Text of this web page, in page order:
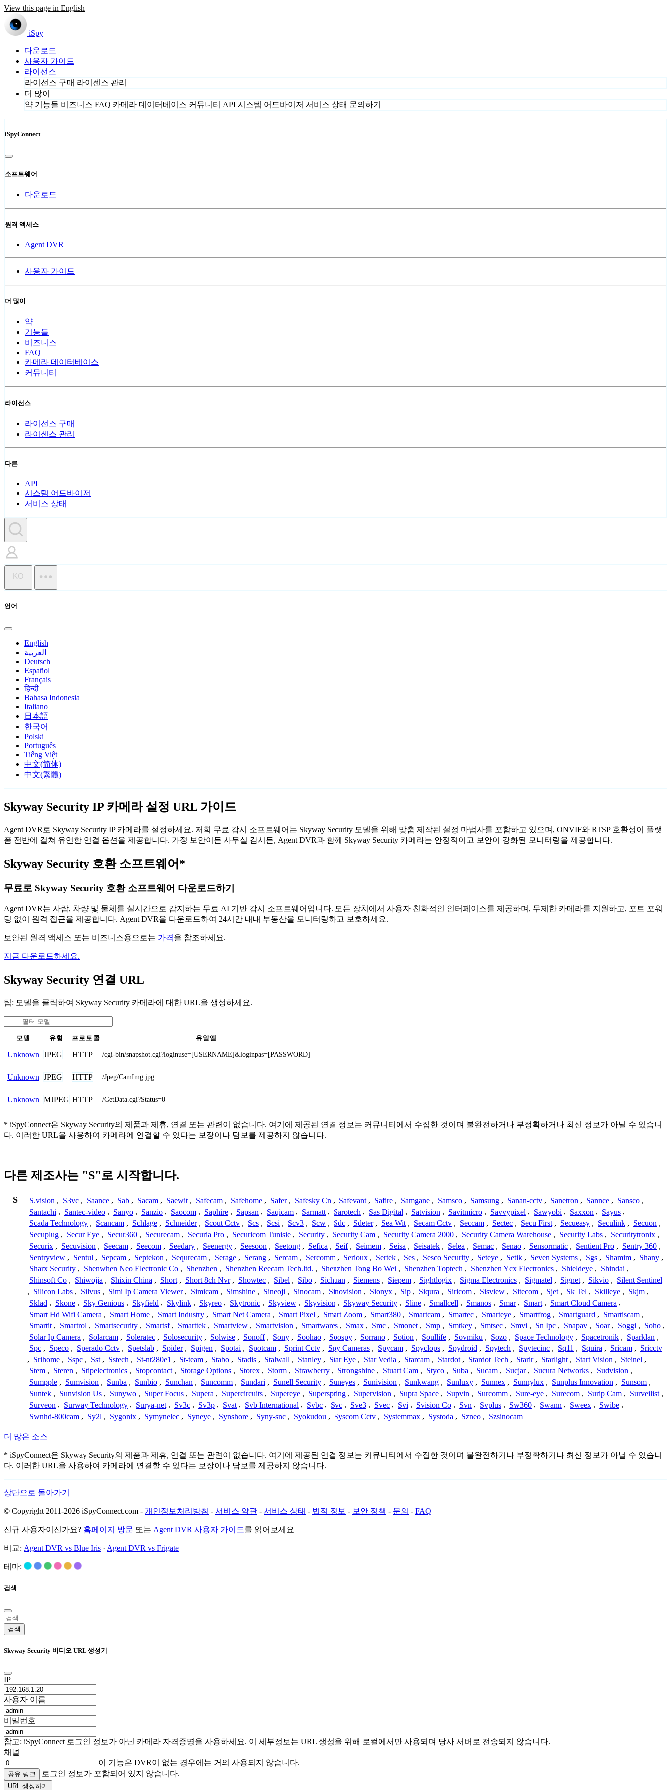
View this page in English
iSpy
다운로드
사용자 가이드
라이선스
라이선스 구매 라이센스 관리
더 많이
약 기능들 비즈니스 FAQ 카메라 데이터베이스 커뮤니티 API 시스템 어드바이저 서비스 상태 문의하기
iSpyConnect
소프트웨어
다운로드
원격 액세스
Agent DVR
사용자 가이드
더 많이
약
기능들
비즈니스
FAQ
카메라 데이터베이스
커뮤니티
라이선스
라이선스 구매
라이센스 관리
다른
API
시스템 어드바이저
서비스 상태
KO
언어
English
العربية
Deutsch
Español
Français
हिन्दी
Bahasa Indonesia
Italiano
日本語
한국어
Polski
Português
Tiếng Việt
中文(简体)
中文(繁體)
Skyway Security IP 카메라 설정 URL 가이드
Agent DVR로 Skyway Security IP 카메라를 설정하세요. 저희 무료 감시 소프트웨어는 Skyway Security 모델을 위해 맞춤 제작된 설정 마법사를 포함하고 있으며, ONVIF와 RTSP 호환성이 플랫
폼 전반에 걸쳐 유연한 연결 옵션을 제공합니다. 가정 보안이든 사무실 감시든, Agent DVR과 함께 Skyway Security 카메라는 안정적이고 보안이 강화된 모니터링을 제공합니다.
Skyway Security 호환 소프트웨어*
무료로 Skyway Security 호환 소프트웨어 다운로드하기
Agent DVR는 사람, 차량 및 물체를 실시간으로 감지하는 무료 AI 기반 감시 소프트웨어입니다. 모든 장치에서 사용자 친화적인 인터페이스를 제공하며, 무제한 카메라를 지원하고, 포트 포워
딩 없이 원격 접근을 제공합니다. Agent DVR을 다운로드하여 24시간 내내 부동산을 모니터링하고 보호하세요.
보안된 원격 액세스 또는 비즈니스용으로는 가격을 참조하세요.
지금 다운로드하세요.
Skyway Security 연결 URL
팁: 모델을 클릭하여 Skyway Security 카메라에 대한 URL을 생성하세요.
모델 유형 프로토콜 유알엘
Unknown JPEG HTTP /cgi-bin/snapshot.cgi?loginuse=[USERNAME]&loginpas=[PASSWORD]
Unknown JPEG HTTP /Jpeg/CamImg.jpg
Unknown MJPEG HTTP /GetData.cgi?Status=0
* iSpyConnect은 Skyway Security의 제품과 제휴, 연결 또는 관련이 없습니다. 여기에 제공된 연결 정보는 커뮤니티에서 수집한 것이며 불완전하거나 부정확하거나 최신 정보가 아닐 수 있습니
다. 이러한 URL을 사용하여 카메라에 연결할 수 있다는 보장이나 담보를 제공하지 않습니다.
다른 제조사는 "S"로 시작합니다.
S S.vision , S3vc , Saance , Sab , Sacam , Saewit , Safecam , Safehome , Safer , Safesky Cn , Safevant , Safire , Samgane , Samsco , Samsung , Sanan-cctv , Sanetron , Sannce , Sansco ,
Santachi , Santec-video , Sanyo , Sanzio , Saocom , Saphire , Sapsan , Saqicam , Sarmatt , Sarotech , Sas Digital , Satvision , Savitmicro , Savvypixel , Sawyobi , Saxxon , Sayus ,
Scada Technology , Scancam , Schlage , Schneider , Scout Cctv , Scs , Scsi , Scv3 , Scw , Sdc , Sdeter , Sea Wit , Secam Cctv , Seccam , Sectec , Secu First , Secueasy , Seculink , Secuon ,
Secuplug , Secur Eye , Secur360 , Securecam , Securia Pro , Securicom Tunisie , Security , Security Cam , Security Camera 2000 , Security Camera Warehouse , Security Labs , Securitytronix ,
Securix , Secuvision , Seecam , Seecom , Seedary , Seenergy , Seesoon , Seetong , Sefica , Seif , Seimem , Seisa , Seisatek , Selea , Semac , Senao , Sensormatic , Sentient Pro , Sentry 360 ,
Sentryview , Sentul , Sepcam , Septekon , Sequrecam , Serage , Serang , Sercam , Sercomm , Serioux , Sertek , Ses , Sesco Security , Seteye , Setik , Seven Systems , Sgs , Shamim , Shany ,
Sharx Security , Shenwhen Neo Electronic Co , Shenzhen , Shenzhen Reecam Tech.ltd. , Shenzhen Tong Bo Wei , Shenzhen Toptech , Shenzhen Ycx Electronics , Shieldeye , Shindai ,
Shinsoft Co , Shiwojia , Shixin China , Short , Short 8ch Nvr , Showtec , Sibel , Sibo , Sichuan , Siemens , Siepem , Sightlogix , Sigma Electronics , Sigmatel , Signet , Sikvio , Silent Sentinel
, Silicon Labs , Silvus , Simi Ip Camera Viewer , Simicam , Simshine , Sineoji , Sinocam , Sinovision , Sionyx , Sip , Siqura , Siricom , Sisview , Sitecom , Sjet , Sk Tel , Skilleye , Skjm ,
Sklad , Skone , Sky Genious , Skyfield , Skylink , Skyreo , Skytronic , Skyview , Skyvision , Skyway Security , Sline , Smallcell , Smanos , Smar , Smart , Smart Cloud Camera ,
Smart Hd Wifi Camera , Smart Home , Smart Industry , Smart Net Camera , Smart Pixel , Smart Zoom , Smart380 , Smartcam , Smartec , Smarteye , Smartfrog , Smartguard , Smartiscam ,
Smartit , Smartrol , Smartsecurity , Smartsf , Smarttek , Smartview , Smartvision , Smartwares , Smax , Smc , Smonet , Smp , Smtkey , Smtsec , Smvi , Sn Ipc , Snapav , Soar , Soggi , Soho ,
Solar Ip Camera , Solarcam , Soleratec , Solosecurity , Solwise , Sonoff , Sony , Soohao , Soospy , Sorrano , Sotion , Soullife , Sovmiku , Sozo , Space Technology , Spacetronik , Sparklan ,
Spc , Speco , Sperado Cctv , Spetslab , Spider , Spigen , Spotai , Spotcam , Sprint Cctv , Spy Cameras , Spycam , Spyclops , Spydroid , Spytech , Spytecinc , Sq11 , Squira , Sricam , Sricctv
, Srihome , Sspc , Sst , Sstech , St-nt280e1 , St-team , Stabo , Stadis , Stalwall , Stanley , Star Eye , Star Vedia , Starcam , Stardot , Stardot Tech , Starir , Starlight , Start Vision , Steinel ,
Stem , Steren , Stipelectronics , Stopcontact , Storage Options , Storex , Storm , Strawberry , Strongshine , Stuart Cam , Styco , Suba , Sucam , Sucjar , Sucura Networks , Sudvision ,
Sumpple , Sumvision , Sunba , Sunbio , Sunchan , Suncomm , Sundari , Sunell Security , Suneyes , Sunivision , Sunkwang , Sunluxy , Sunnex , Sunnylux , Sunplus Innovation , Sunsom ,
Suntek , Sunvision Us , Sunywo , Super Focus , Supera , Supercircuits , Supereye , Superspring , Supervision , Supra Space , Supvin , Surcomm , Sure-eye , Surecom , Surip Cam , Surveilist ,
Surveon , Surway Technology , Surya-net , Sv3c , Sv3p , Svat , Svb International , Svbc , Svc , Sve3 , Svec , Svi , Svision Co , Svn , Svplus , Sw360 , Swann , Sweex , Swibe ,
Swnhd-800cam , Sy2l , Sygonix , Symynelec , Syneye , Synshore , Syny-snc , Syokudou , Syscom Cctv , Systemmax , Systoda , Szneo , Szsinocam
더 많은 소스
* iSpyConnect은 Skyway Security의 제품과 제휴, 연결 또는 관련이 없습니다. 여기에 제공된 연결 정보는 커뮤니티에서 수집한 것이며 불완전하거나 부정확하거나 최신 정보가 아닐 수 있습니
다. 이러한 URL을 사용하여 카메라에 연결할 수 있다는 보장이나 담보를 제공하지 않습니다.
상단으로 돌아가기
© Copyright 2011-2026 iSpyConnect.com - 개인정보처리방침 - 서비스 약관 - 서비스 상태 - 법적 정보 - 보안 정책 - 문의 - FAQ
신규 사용자이신가요? 홈페이지 방문 또는 Agent DVR 사용자 가이드를 읽어보세요
비교: Agent DVR vs Blue Iris · Agent DVR vs Frigate
테마:
검색
검색
Skyway Security 비디오 URL 생성기
IP
사용자 이름
비밀번호
참고: iSpyConnect 로그인 정보가 아닌 카메라 자격증명을 사용하세요. 이 세부정보는 URL 생성을 위해 로컬에서만 사용되며 당사 서버로 전송되지 않습니다.
채널
이 기능은 DVR이 없는 경우에는 거의 사용되지 않습니다.
공유 링크 로그인 정보가 포함되어 있지 않습니다.
URL 생성하기